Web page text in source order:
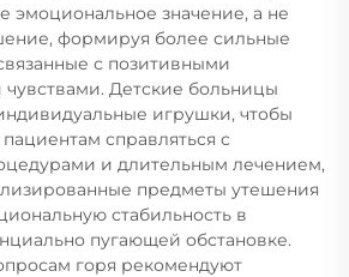
эмоциональное значение, а не
формируя более сильные
с позитивными
Детские больницы
игрушки, чтобы
справляться с
и длительным лечением,
предметы утешения
стабильность в
пугающей обстановке.
горя рекомендуют